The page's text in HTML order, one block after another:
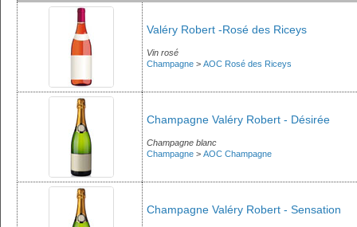
Valéry Robert -Rosé des Riceys
Vin rosé
Champagne > AOC Rosé des Riceys
Champagne Valéry Robert - Désirée
Champagne blanc
Champagne > AOC Champagne
Champagne Valéry Robert - Sensation